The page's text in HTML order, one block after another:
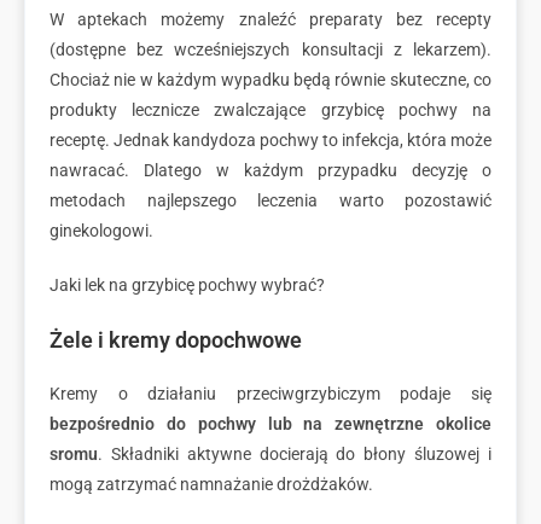
W aptekach możemy znaleźć preparaty bez recepty
(dostępne bez wcześniejszych konsultacji z lekarzem).
Chociaż nie w każdym wypadku będą równie skuteczne, co
produkty lecznicze zwalczające grzybicę pochwy na
receptę. Jednak kandydoza pochwy to infekcja, która może
nawracać. Dlatego w każdym przypadku decyzję o
metodach najlepszego leczenia warto pozostawić
ginekologowi.
Jaki lek na grzybicę pochwy wybrać?
Żele i kremy dopochwowe
Kremy o działaniu przeciwgrzybiczym podaje się
bezpośrednio do pochwy lub na zewnętrzne okolice
sromu. Składniki aktywne docierają do błony śluzowej i
mogą zatrzymać namnażanie drożdżaków.